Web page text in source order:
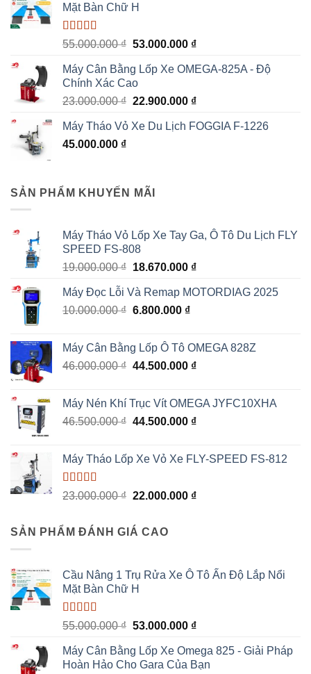
Mặt Bàn Chữ H
Được xếp
sao
55.000.000₫ Giá
là:
55.000.000 ₫.
53.000.000 ₫Giá
tại
53.000.000 ₫.
Máy Cân Bằng Lốp Xe OMEGA-825A - Độ
Chính Xác Cao
23.000.000₫ Giá
là:
22.900.000 ₫Giá
tại
Máy Tháo Vỏ Xe Du Lịch FOGGIA F-1226
45.000.000 ₫
SẢN PHẨM KHUYẾN MÃI
Máy Tháo Vỏ Lốp Xe Tay Ga, Ô Tô Du Lịch FLY
SPEED FS-808
19.000.000₫ Giá
là:
19.000.000 ₫.
18.670.000 ₫Giá
tại
Máy Đọc Lỗi Và Remap MOTORDIAG 2025
10.000.000₫ Giá
10.000.000 ₫.
6.800.000 ₫Giá
là:
6.800.000 ₫.
Máy Cân Bằng Lốp Ô Tô OMEGA 828Z
46.000.000₫ Giá
46.000.000 ₫.
44.500.000 ₫Giá
là:
44.500.000 ₫.
Máy Nén Khí Trục Vít OMEGA JYFC10XHA
46.500.000₫ Giá
46.500.000 ₫.
44.500.000 ₫Giá
là:
Máy Tháo Lốp Xe Vỏ Xe FLY-SPEED FS-812
Được xếp
23.000.000₫ Giá
là:
23.000.000 ₫.
22.000.000 ₫Giá
SẢN PHẨM ĐÁNH GIÁ CAO
Cầu Nâng 1 Trụ Rửa Xe Ô Tô Ấn Độ Lắp Nổi
Mặt Bàn Chữ H
Được xếp
sao
55.000.000₫ Giá
là:
55.000.000 ₫.
53.000.000 ₫Giá
tại
là:
Máy Cân Bằng Lốp Xe Omega 825 - Giải Pháp
Hoàn Hảo Cho Gara Của Bạn